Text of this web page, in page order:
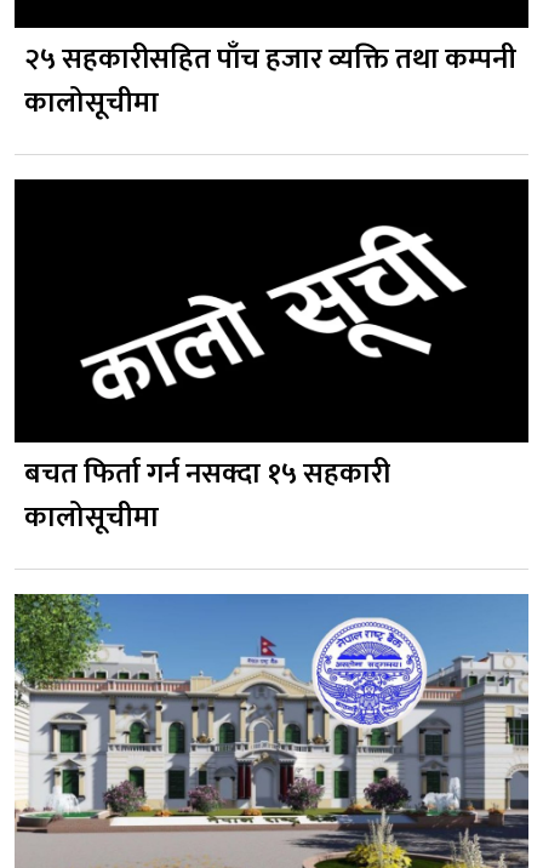
२५ सहकारीसहित पाँच हजार व्यक्ति तथा कम्पनी
कालोसूचीमा
बचत फिर्ता गर्न नसक्दा १५ सहकारी
कालोसूचीमा